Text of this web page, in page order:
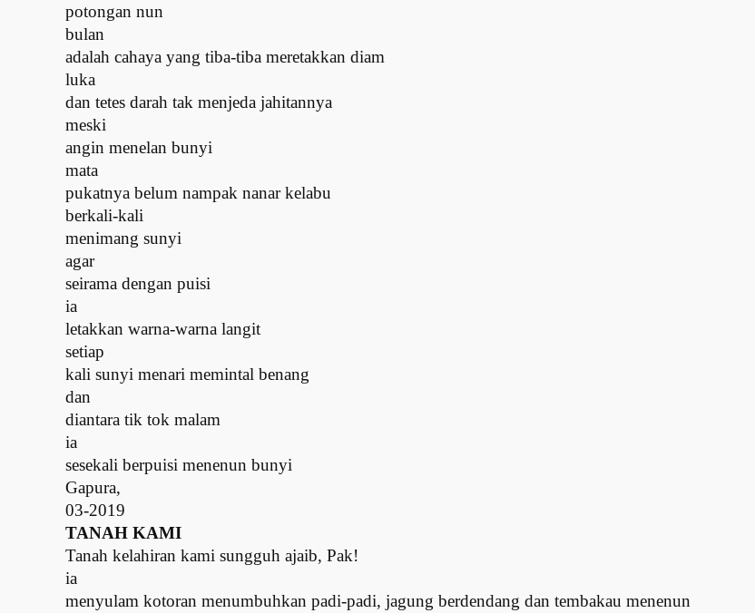
potongan nun
bulan
adalah cahaya yang tiba-tiba meretakkan diam
luka
dan tetes darah tak menjeda jahitannya
meski
angin menelan bunyi
mata
pukatnya belum nampak nanar kelabu
berkali-kali
menimang sunyi
agar
seirama dengan puisi
ia
letakkan warna-warna langit
setiap
kali sunyi menari memintal benang
dan
diantara tik tok malam
ia
sesekali berpuisi menenun bunyi
Gapura,
03-2019
TANAH KAMI
Tanah kelahiran kami sungguh ajaib, Pak!
ia
menyulam kotoran menumbuhkan padi-padi, jagung berdendang dan tembakau menenun